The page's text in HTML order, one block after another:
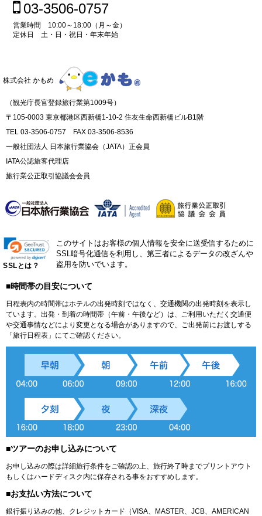
03-3506-0757
営業時間 10:00～18:00（月～金）
定休日 土・日・祝日・年末年始
株式会社 かもめ
（観光庁長官登録旅行業第1009号）
〒105-0003 東京都港区西新橋1-10-2 住友生命西新橋ビルB1階
TEL 03-3506-0757 FAX 03-3506-8536
一般社団法人 日本旅行業協会（JATA）正会員
IATA公認旅客代理店
旅行業公正取引協議会会員
SSLとは？
このサイトはお客様の個人情報を安全に送受信するために
SSL暗号化通信を利用し、第三者によるデータの改ざんや
盗用を防いでいます。
■時間帯の目安について
日程表内の時間帯はホテルの出発時刻ではなく、交通機関の出発時刻を表示し
ています。出発・到着の時間帯（午前・午後など）は、ご利用いただく交通便
や交通事情などにより変更となる場合がありますので、ご出発前にお渡しする
「旅行日程表」にてご確認ください。
■ツアーのお申し込みについて
お申し込みの際は詳細旅行条件をご確認の上、旅行終了時までプリントアウト
もしくはハードディスク内に保存される事をおすすめします。
■お支払い方法について
銀行振り込みの他、クレジットカード（VISA、MASTER、JCB、AMERICAN